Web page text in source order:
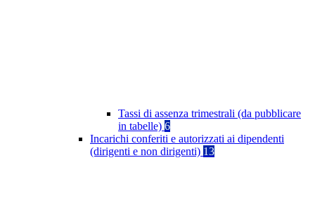
Tassi di assenza trimestrali (da pubblicare
in tabelle) 6
Incarichi conferiti e autorizzati ai dipendenti
(dirigenti e non dirigenti) 13